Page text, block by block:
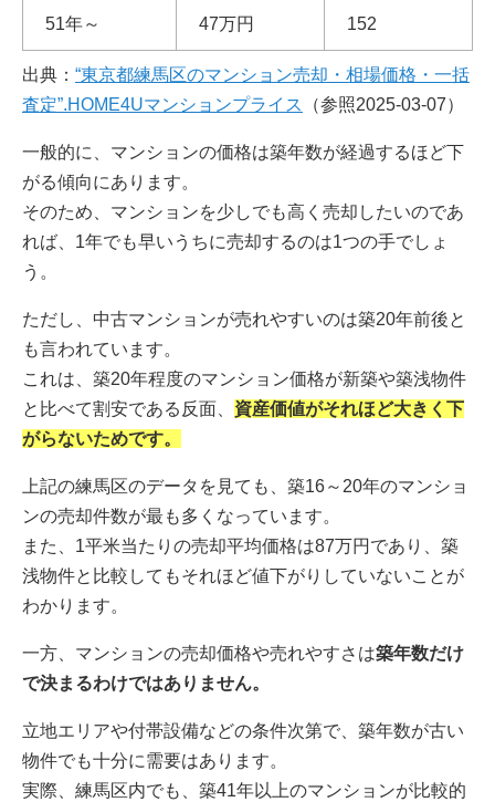
51年～ 47万円 152
出典： “東京都練馬区のマンション売却・相場価格・一括
査定”.HOME4Uマンションプライス
（参照2025-03-07）
一般的に、マンションの価格は築年数が経過するほど下
がる傾向にあります。
そのため、マンションを少しでも高く売却したいのであ
れば、1年でも早いうちに売却するのは1つの手でしょ
う。
ただし、中古マンションが売れやすいのは築20年前後と
も言われています。
これは、築20年程度のマンション価格が新築や築浅物件
と比べて割安である反面、 資産価値がそれほど大きく下
がらないためです。
上記の練馬区のデータを見ても、築16～20年のマンショ
ンの売却件数が最も多くなっています。
また、1平米当たりの売却平均価格は87万円であり、築
浅物件と比較してもそれほど値下がりしていないことが
わかります。
一方、マンションの売却価格や売れやすさは築年数だけ
で決まるわけではありません。
立地エリアや付帯設備などの条件次第で、築年数が古い
物件でも十分に需要はあります。
実際、練馬区内でも、築41年以上のマンションが比較的